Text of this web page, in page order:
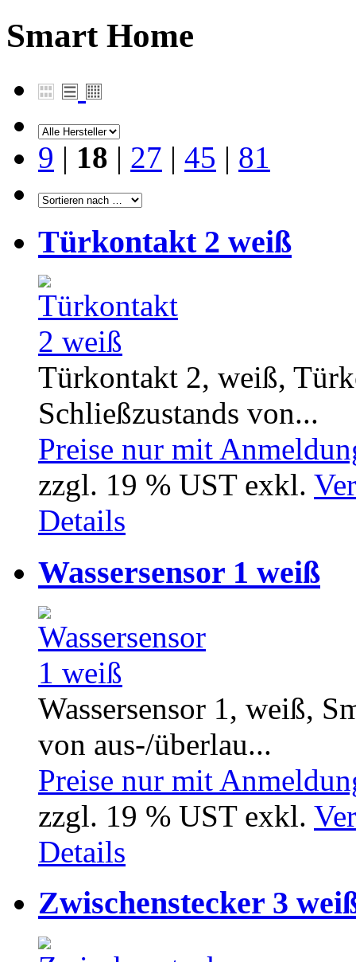
Smart Home
9 | 18 | 27 | 45 | 81
Türkontakt 2 weiß
Türkontakt 2, weiß,
Schließzustands von...
Preise nur mit
zzgl. 19 % UST exkl.
Details
Wassersensor 1 weiß
Wassersensor 1, weiß,
von aus-/überlau...
Preise nur mit
zzgl. 19 % UST exkl.
Details
Zwischenstecker 3